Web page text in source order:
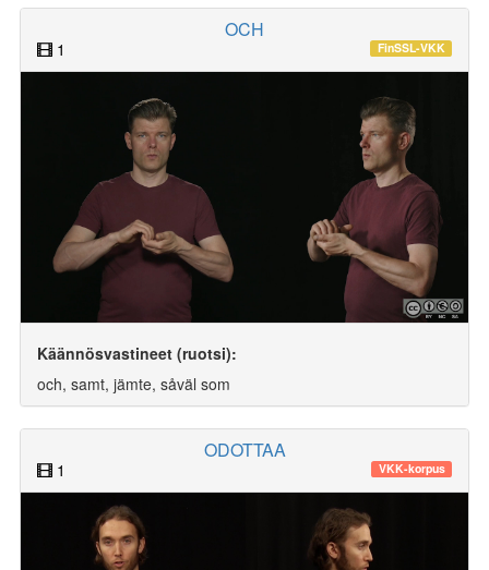
OCH
1 FinSSL-VKK
Käännösvastineet (ruotsi):
och, samt, jämte, såväl som
ODOTTAA
1 VKK-korpus